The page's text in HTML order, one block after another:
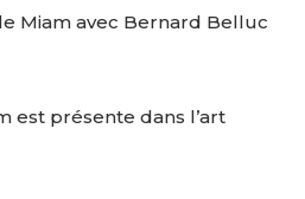
Miam avec Bernard Belluc
est présente dans l’art